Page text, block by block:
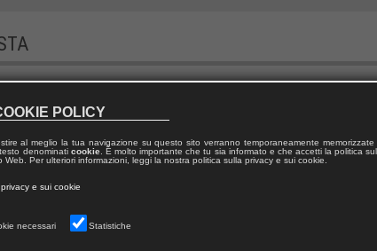
POLICY
al meglio la tua navigazione su questo sito verranno temporaneamente memorizzate
denominati cookie. È molto importante che tu sia informato e che accetti la politica
Web. Per ulteriori informazioni, leggi la nostra politica sulla privacy e sui cookie.
e sui cookie
necessari Statistiche